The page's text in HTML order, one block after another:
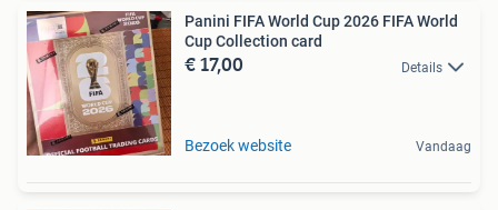
Panini FIFA World Cup 2026 FIFA World
Cup Collection card
€ 17,00 Details
Bezoek website Vandaag